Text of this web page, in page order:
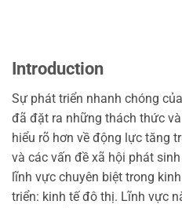
Introduction
Sự phát triển nhanh chóng
đã đặt ra những thách thức
hiểu rõ hơn về động lực tăng
và các vấn đề xã hội phát
lĩnh vực chuyên biệt trong
triển: kinh tế đô thị. Lĩnh vực